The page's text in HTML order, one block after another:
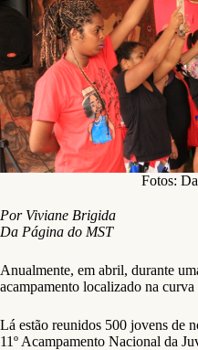
Fotos:
Por Viviane Brigida
Da Página do MST
Anualmente, em abril, durante
acampamento localizado na
Lá estão reunidos 500 jovens de
11º Acampamento Nacional da